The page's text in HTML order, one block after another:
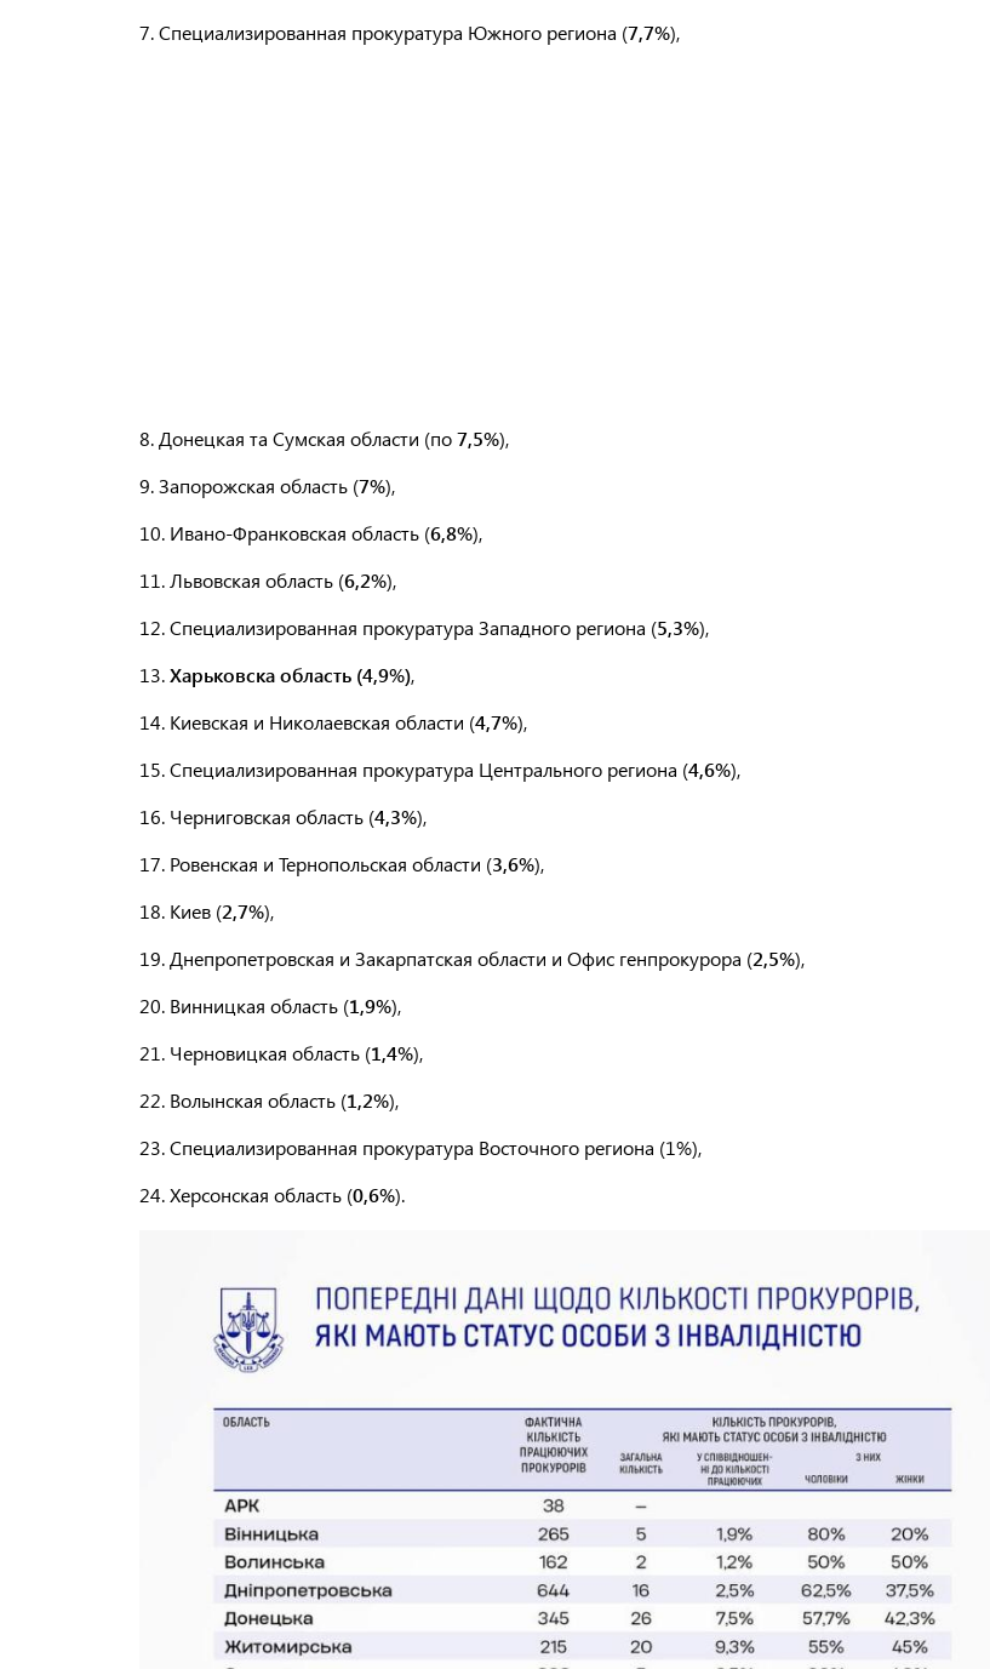
7. Специализированная прокуратура Южного региона (7,7%),
8. Донецкая та Сумская области (по7,5%),
9. Запорожская область (7%),
10. Ивано-Франковская область (6,8%),
11. Львовская область (6,2%),
12. Специализированная прокуратура Западного региона (5,3%),
13.Харьковска область (4,9%),
14. Киевская и Николаевская области (4,7%),
15. Специализированная прокуратура Центрального региона (4,6%),
16. Черниговская область (4,3%),
17. Ровенская и Тернопольская области (3,6%),
18. Киев (2,7%),
19. Днепропетровская и Закарпатская области и Офис генпрокурора (2,5%),
20. Винницкая область (1,9%),
21. Черновицкая область (1,4%),
22. Волынская область (1,2%),
23. Специализированная прокуратура Восточного региона (1%),
24. Херсонская область (0,6%).